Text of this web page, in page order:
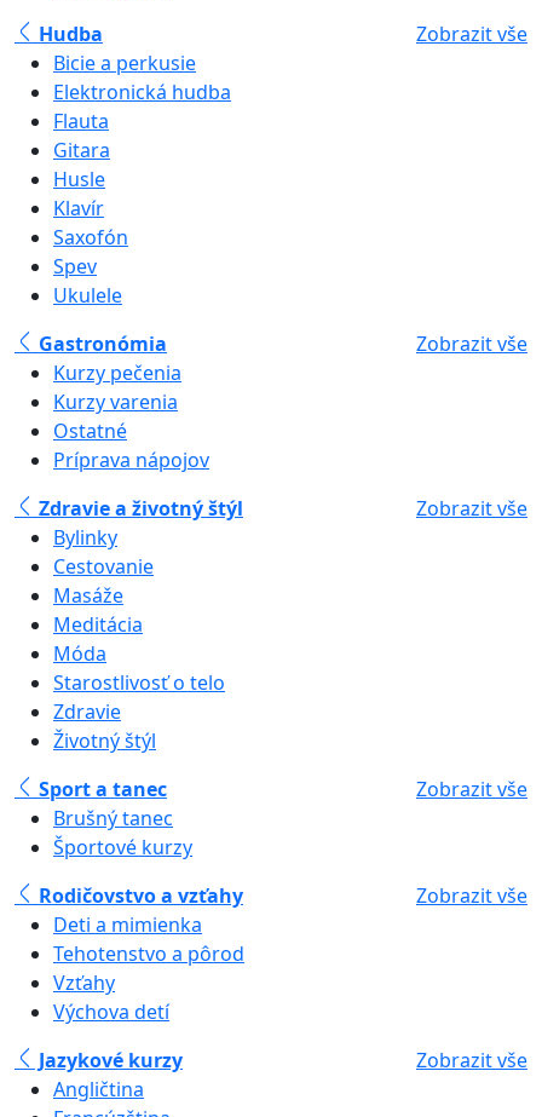
Hudba
Zobrazit vše
Bicie a perkusie
Elektronická hudba
Flauta
Gitara
Husle
Klavír
Saxofón
Spev
Ukulele
Gastronómia
Zobrazit vše
Kurzy pečenia
Kurzy varenia
Ostatné
Príprava nápojov
Zdravie a životný štýl
Zobrazit vše
Bylinky
Cestovanie
Masáže
Meditácia
Móda
Starostlivosť o telo
Zdravie
Životný štýl
Sport a tanec
Zobrazit vše
Brušný tanec
Športové kurzy
Rodičovstvo a vzťahy
Zobrazit vše
Deti a mimienka
Tehotenstvo a pôrod
Vzťahy
Výchova detí
Jazykové kurzy
Zobrazit vše
Angličtina